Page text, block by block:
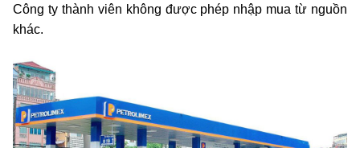
Công ty thành viên không được phép nhập mua từ nguồn
khác.